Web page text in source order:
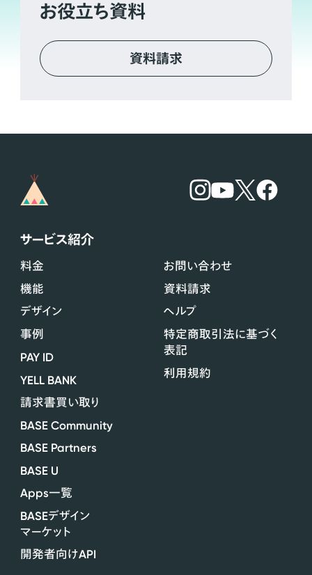
お役立ち資料
資料請求
サービス紹介
料金
機能
デザイン
事例
PAY ID
YELL BANK
請求書買い取り
BASE Community
BASE Partners
BASE U
Apps一覧
BASEデザイン
マーケット
開発者向けAPI
お問い合わせ
資料請求
ヘルプ
特定商取引法に基づく
表記
利用規約